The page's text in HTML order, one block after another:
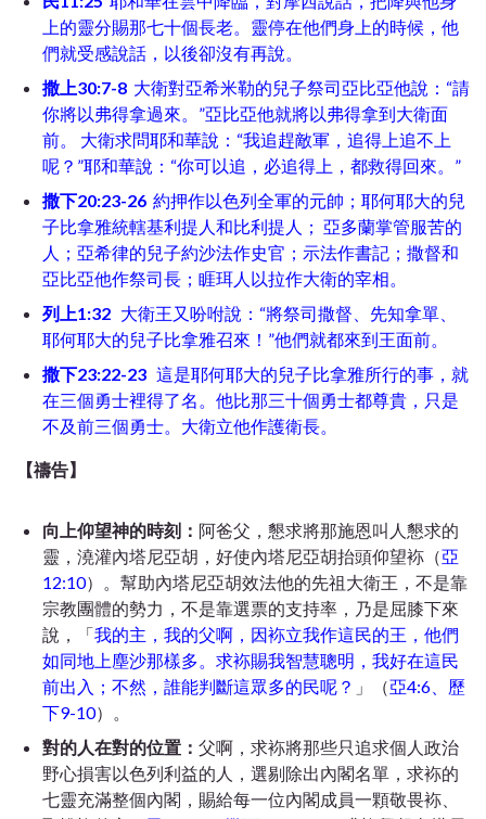
上的靈分賜那七十個長老。靈停在他們身上的時候，他
們就受感說話，以後卻沒有再說。
撒上30:7-8 大衛對亞希米勒的兒子祭司亞比亞他說：“請
你將以弗得拿過來。”亞比亞他就將以弗得拿到大衛面
前。 大衛求問耶和華說：“我追趕敵軍，追得上追不上
呢？”耶和華說：“你可以追，必追得上，都救得回來。”
撒下20:23-26 約押作以色列全軍的元帥；耶何耶大的兒
子比拿雅統轄基利提人和比利提人； 亞多蘭掌管服苦的
人；亞希律的兒子約沙法作史官；示法作書記；撒督和
亞比亞他作祭司長；睚珥人以拉作大衛的宰相。
列上1:32 大衛王又吩咐說：“將祭司撒督、先知拿單、
耶何耶大的兒子比拿雅召來！”他們就都來到王面前。
撒下23:22-23 這是耶何耶大的兒子比拿雅所行的事，就
在三個勇士裡得了名。他比那三十個勇士都尊貴，只是
不及前三個勇士。大衛立他作護衛長。
【禱告】
向上仰望神的時刻： 阿爸父，懇求將那施恩叫人懇求的
靈，澆灌內塔尼亞胡，好使內塔尼亞胡抬頭仰望袮（亞
12:10）。幫助內塔尼亞胡效法他的先祖大衛王，不是靠
宗教團體的勢力，不是靠選票的支持率，乃是屈膝下來
說，「我的主，我的父啊，因袮立我作這民的王，他們
如同地上塵沙那樣多。求袮賜我智慧聰明，我好在這民
前出入；不然，誰能判斷這眾多的民呢？ 」（亞4:6、歷
下9-10）。
對的人在對的位置： 父啊，求袮將那些只追求個人政治
野心損害以色列利益的人，選剔除出內閣名單，求袮的
七靈充滿整個內閣，賜給每一位內閣成員一顆敬畏袮、